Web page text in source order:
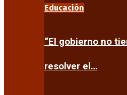
Educación
“El gobierno no
resolver el…